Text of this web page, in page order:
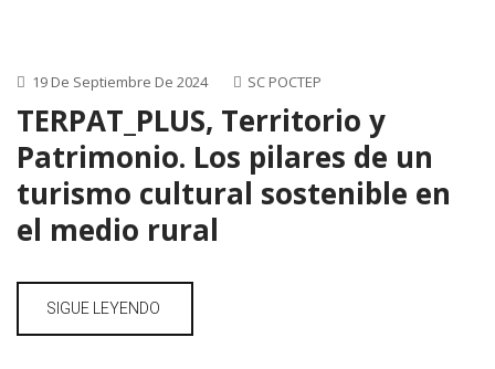
19 De Septiembre De 2024 SC POCTEP
TERPAT_PLUS, Territorio y
Patrimonio. Los pilares de un
turismo cultural sostenible en
el medio rural
SIGUE LEYENDO